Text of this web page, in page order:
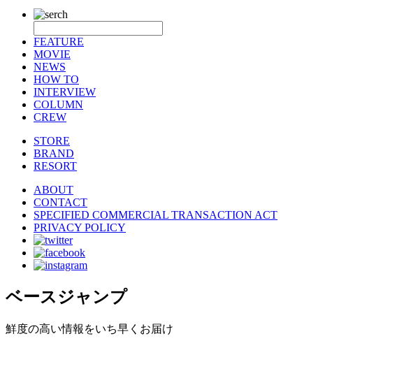
FEATURE
MOVIE
NEWS
HOW TO
INTERVIEW
COLUMN
CREW
STORE
BRAND
RESORT
ABOUT
CONTACT
SPECIFIED COMMERCIAL TRANSACTION ACT
PRIVACY POLICY
ベースジャンプ
鮮度の高い情報をいち早くお届け